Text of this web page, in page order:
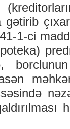
gətirib
1-ci